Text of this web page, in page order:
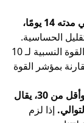
يومًا،
الحساسية.
على سبيل المثال، من المرجح أن يصل مؤشر القوة النسبية لـ 10
بمؤشر القوة
عندما يكون مؤشر القوة النسبية أعلى من 70 وأقل من 30، يقال
إذا لزم